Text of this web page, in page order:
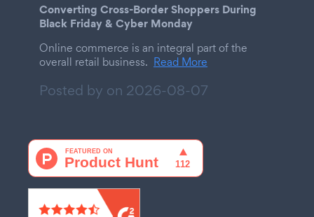
Converting Cross-Border Shoppers During
Black Friday & Cyber Monday
Online commerce is an integral part of the
overall retail business. Read More
Posted by on 2026-08-07